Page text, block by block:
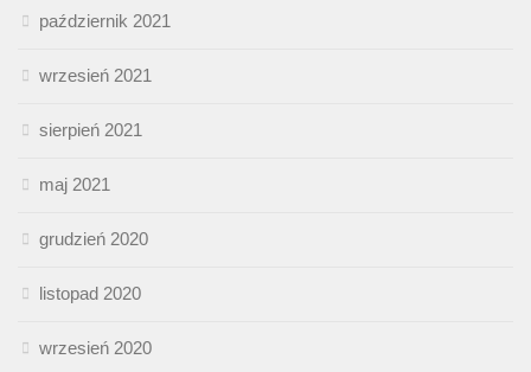
październik 2021
wrzesień 2021
sierpień 2021
maj 2021
grudzień 2020
listopad 2020
wrzesień 2020